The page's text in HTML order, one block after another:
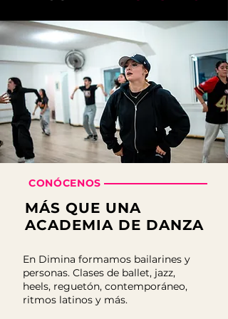
CONÓCENOS
MÁS QUE UNA
ACADEMIA DE DANZA
En Dimina formamos bailarines y
personas. Clases de ballet, jazz,
heels, reguetón, contemporáneo,
ritmos latinos y más.